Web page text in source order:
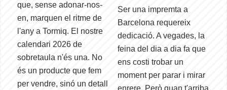
que, sense adonar-nos-
en, marquen el ritme de
l'any a Tormiq. El nostre
calendari 2026 de
sobretaula n'és una. No
és un producte que fem
per vendre, sinó un detall
Ser una impremta a
Barcelona requereix
dedicació. A vegades, la
feina del dia a dia fa que
ens costi trobar un
moment per parar i mirar
enrere. Però quan t'arriba